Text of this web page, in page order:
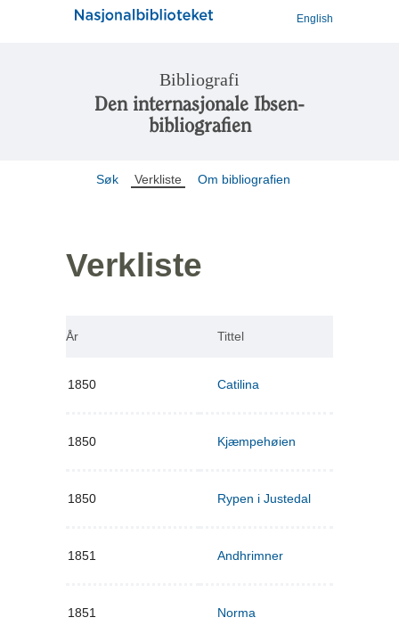
English
Bibliografi
Den internasjonale Ibsen-
bibliografien
Søk Verkliste Om bibliografien
Verkliste
År Tittel
1850 Catilina
1850 Kjæmpehøien
1850 Rypen i Justedal
1851 Andhrimner
1851 Norma